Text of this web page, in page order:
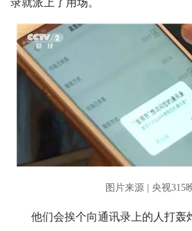
录就派上了用场。
图片来源 | 央视315
他们会挨个向通讯录上的人打轰